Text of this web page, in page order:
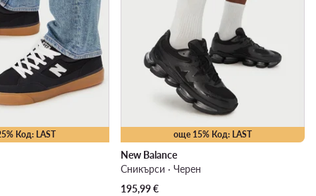
Код: LAST още 15% Код: LAST
New Balance
Сникърси · Черен
195,99€